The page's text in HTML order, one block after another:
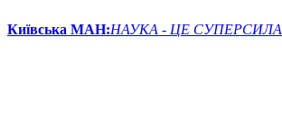
Київська МАН:НАУКА - ЦЕ СУПЕРСИЛА